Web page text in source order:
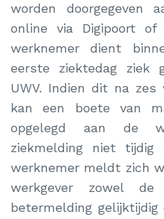
worden doorgegeven
online via Digipoort of
werknemer dient
eerste ziektedag
UWV. Indien dit na
kan een boete van
opgelegd aan de
ziekmelding niet tijdig
werknemer meldt zich
werkgever zowel
betermelding gelijktijdig